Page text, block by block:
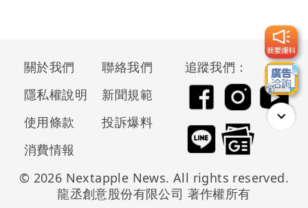
關於我們
聯絡我們
隱私權說明
新聞規範
使用條款
投訴爆料
消費情報
追蹤我們：
© 2026 Nextapple News. All rights reserved.
龍丞創意股份有限公司 著作權所有